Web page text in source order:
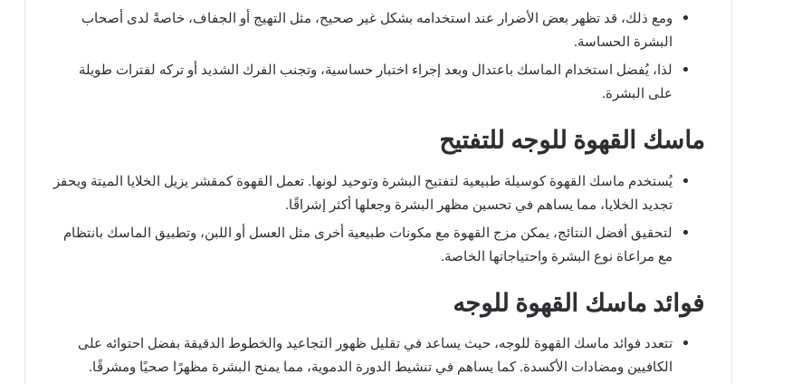
ومع ذلك، قد تظهر بعض الأضرار عند استخدامه بشكل غير صحيح، مثل التهيج أو الجفاف، خاصةً لدى أصحاب
البشرة الحساسة.
لذا، يُفضل استخدام الماسك باعتدال وبعد إجراء اختبار حساسية، وتجنب الفرك الشديد أو تركه لفترات طويلة
على البشرة.
ماسك القهوة للوجه للتفتيح
يُستخدم ماسك القهوة كوسيلة طبيعية لتفتيح البشرة وتوحيد لونها. تعمل القهوة كمقشر يزيل الخلايا الميتة ويحفز
تجديد الخلايا، مما يساهم في تحسين مظهر البشرة وجعلها أكثر إشراقًا.
لتحقيق أفضل النتائج، يمكن مزج القهوة مع مكونات طبيعية أخرى مثل العسل أو اللبن، وتطبيق الماسك بانتظام
مع مراعاة نوع البشرة واحتياجاتها الخاصة.
فوائد ماسك القهوة للوجه
تتعدد فوائد ماسك القهوة للوجه، حيث يساعد في تقليل ظهور التجاعيد والخطوط الدقيقة بفضل احتوائه على
الكافيين ومضادات الأكسدة. كما يساهم في تنشيط الدورة الدموية، مما يمنح البشرة مظهرًا صحيًا ومشرقًا.